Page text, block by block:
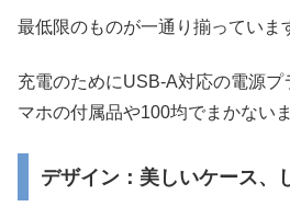
最低限のものが一通り揃っていま
充電のためにUSB-A対応の電源プ
マホの付属品や100均でまかない
デザイン：美しいケース、